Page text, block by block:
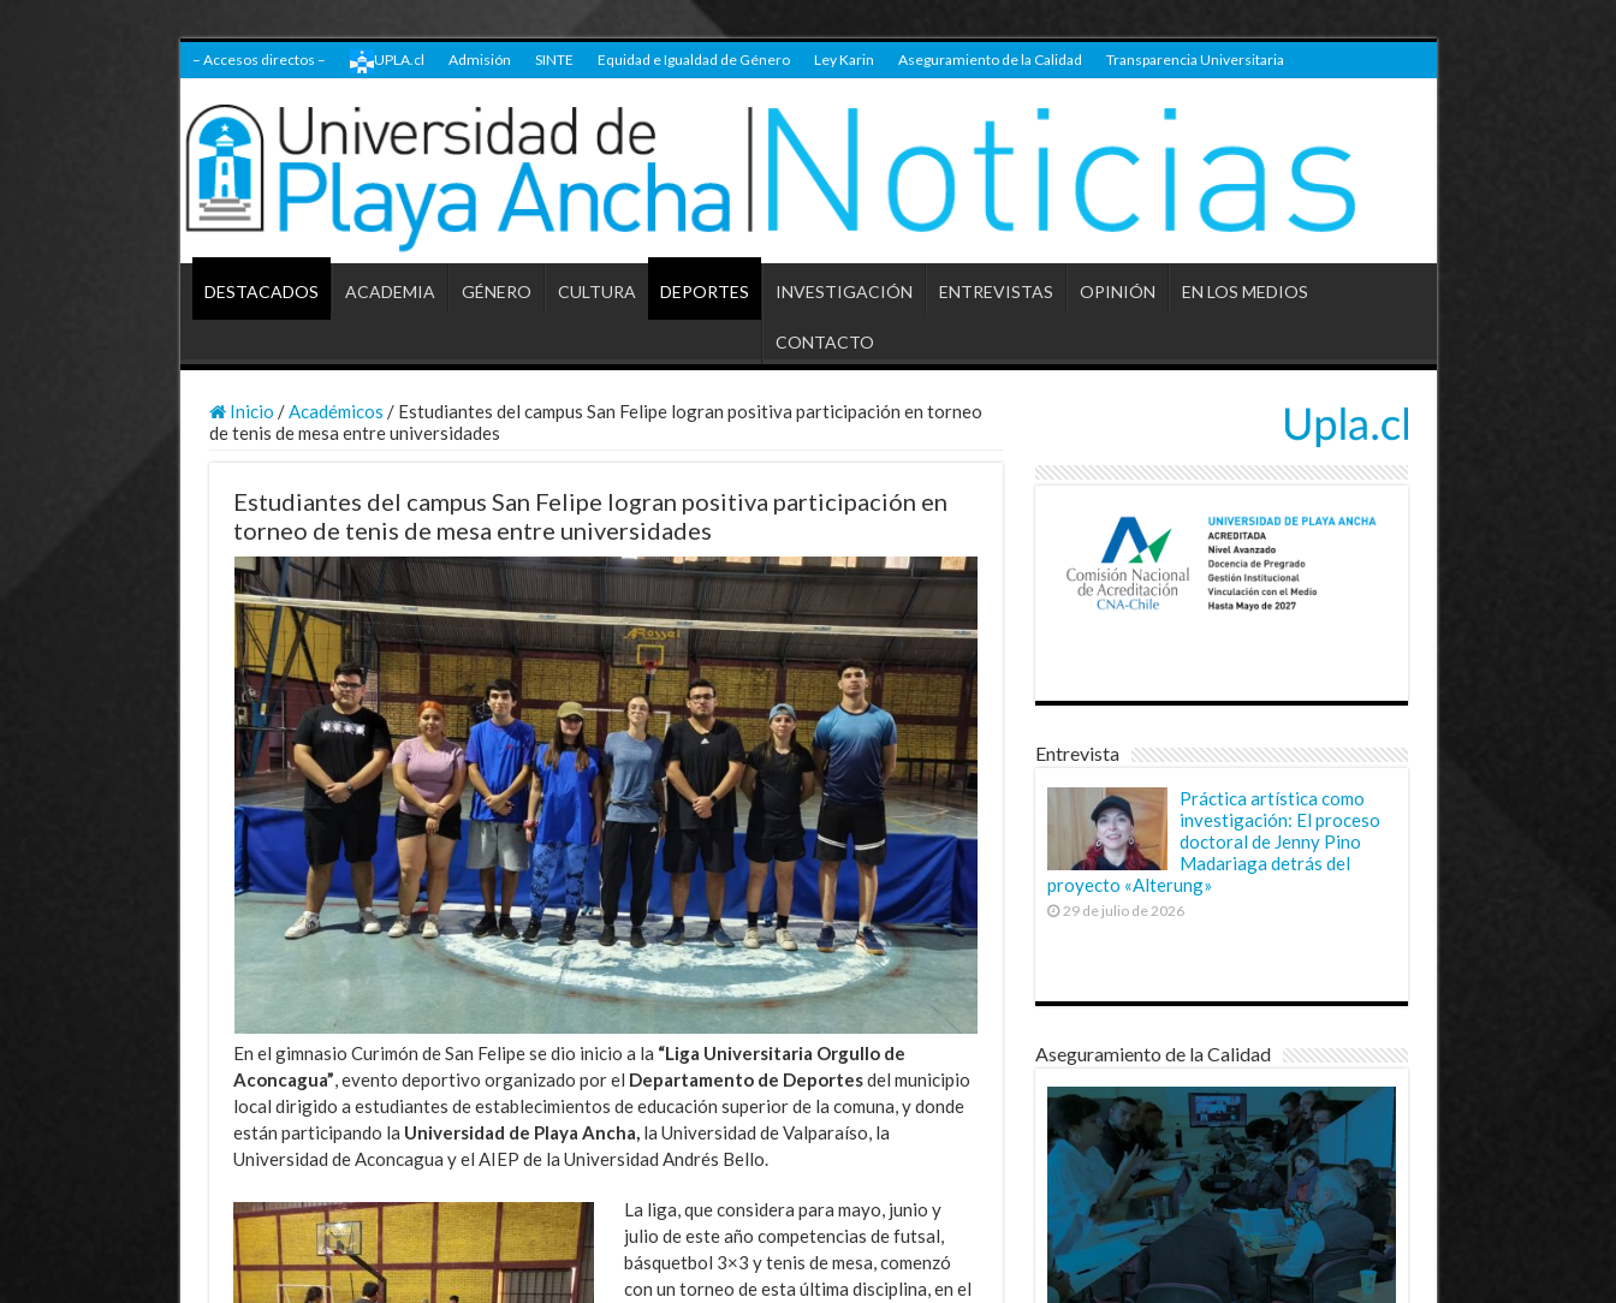
– Accesos directos – UPLA.cl Admisión SINTE Equidad e Igualdad de Género Ley Karin Aseguramiento de la Calidad Transparencia Universitaria
DESTACADOS ACADEMIA GÉNERO CULTURA DEPORTES INVESTIGACIÓN ENTREVISTAS OPINIÓN EN LOS MEDIOS
CONTACTO
Inicio / Académicos / Estudiantes del campus San Felipe logran positiva participación en torneo
de tenis de mesa entre universidades
Estudiantes del campus San Felipe logran positiva participación en
torneo de tenis de mesa entre universidades
En el gimnasio Curimón de San Felipe se dio inicio a la “Liga Universitaria Orgullo de
Aconcagua”, evento deportivo organizado por el Departamento de Deportesdel municipio
local dirigido a estudiantes de establecimientos de educación superior de la comuna, y donde
están participando la Universidad de Playa Ancha,la Universidad de Valparaíso, la
Universidad de Aconcagua y el AIEP de la Universidad Andrés Bello.
La liga, que considera para mayo, junio y
julio de este año competencias de futsal,
básquetbol 3×3 y tenis de mesa, comenzó
con un torneo de esta última disciplina, en el
Entrevista
Práctica artística como
investigación: El proceso
doctoral de Jenny Pino
Madariaga detrás del
proyecto «Alterung»
29 de julio de 2026
Aseguramiento de la Calidad